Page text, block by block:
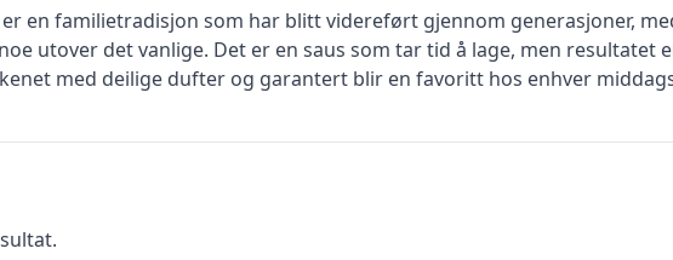
en familietradisjon som har blitt videreført gjennom generasjoner,
utover det vanlige. Det er en saus som tar tid å lage, men resultatet
med deilige dufter og garantert blir en favoritt hos enhver